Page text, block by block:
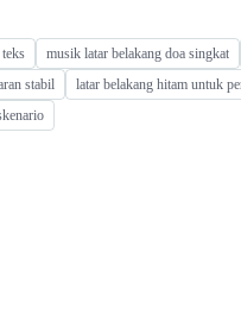
musik latar belakang doa singkat
stabil latar belakang hitam untuk